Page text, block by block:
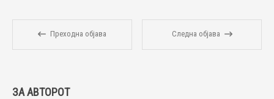
Преходна објава Следна објава
ЗА АВТОРОТ